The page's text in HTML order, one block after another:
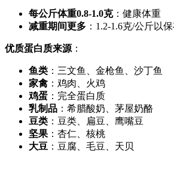
每公斤体重0.8-1.0克：健康体重
减重期间更多 ：1.2-1.6克/公斤以
优质蛋白质来源 ：
鱼类 ：三文鱼、金枪鱼、沙丁鱼
家禽 ：鸡肉、火鸡
鸡蛋 ：完全蛋白质
乳制品 ：希腊酸奶、茅屋奶酪
豆类 ：豆类、扁豆、鹰嘴豆
坚果 ：杏仁、核桃
大豆 ：豆腐、毛豆、天贝